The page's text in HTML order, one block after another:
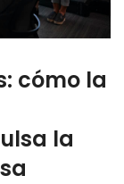
cómo la
la